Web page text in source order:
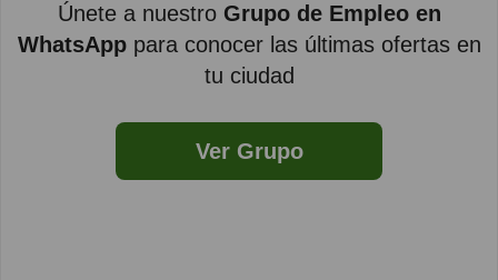
Únete a nuestro Grupo de Empleo en
WhatsApppara conocer las últimas ofertas en
tu ciudad
Ver Grupo